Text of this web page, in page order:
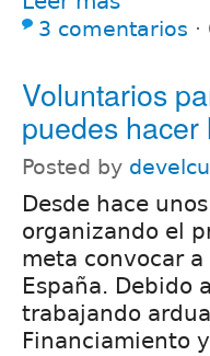
3 comentarios ⋅
Voluntarios
puedes hacer
Posted by
Desde hace
organizando el
meta convocar
España. Debido
trabajando
Financiamiento